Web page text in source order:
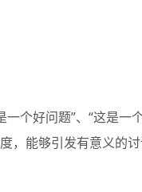
个好问题”、“这是一
，能够引发有意义的讨